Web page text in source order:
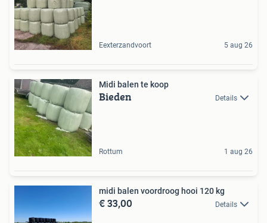
Eexterzandvoort 5 aug 26
Midi balen te koop
Bieden Details
Rottum 1 aug 26
midi balen voordroog hooi 120 kg
€ 33,00 Details